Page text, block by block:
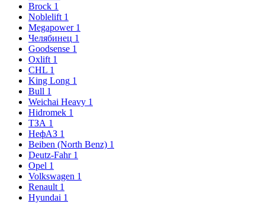
Brock 1
Noblelift 1
Megapower 1
Челябинец 1
Goodsense 1
Oxlift 1
CHL 1
King Long 1
Bull 1
Weichai Heavy 1
Hidromek 1
ТЗА 1
НефАЗ 1
Beiben (North Benz) 1
Deutz-Fahr 1
Opel 1
Volkswagen 1
Renault 1
Hyundai 1